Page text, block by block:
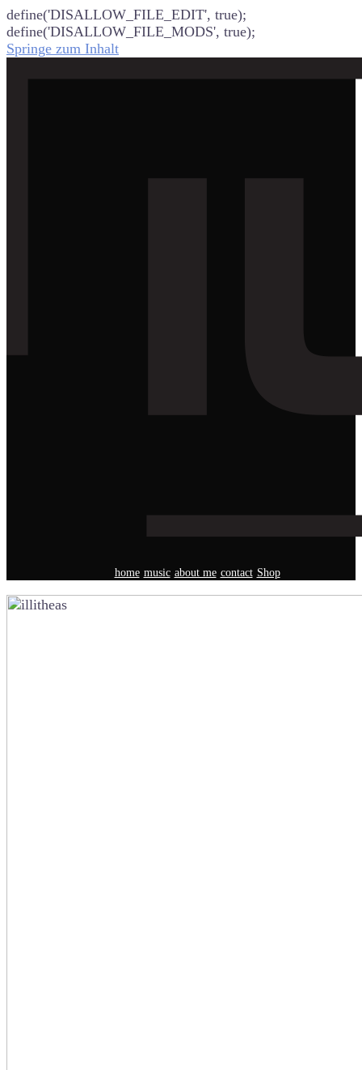
define('DISALLOW_FILE_EDIT', true);
define('DISALLOW_FILE_MODS', true);
Springe zum Inhalt
home music about me contact Shop